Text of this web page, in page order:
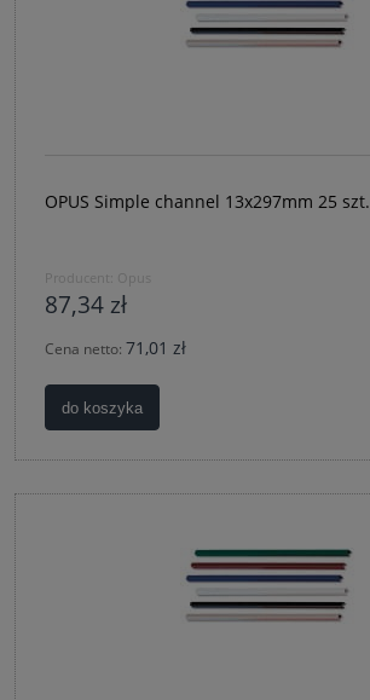
OPUS Simple channel 13x297mm 25 szt.
Producent: Opus
87,34 zł
Cena netto: 71,01 zł
do koszyka